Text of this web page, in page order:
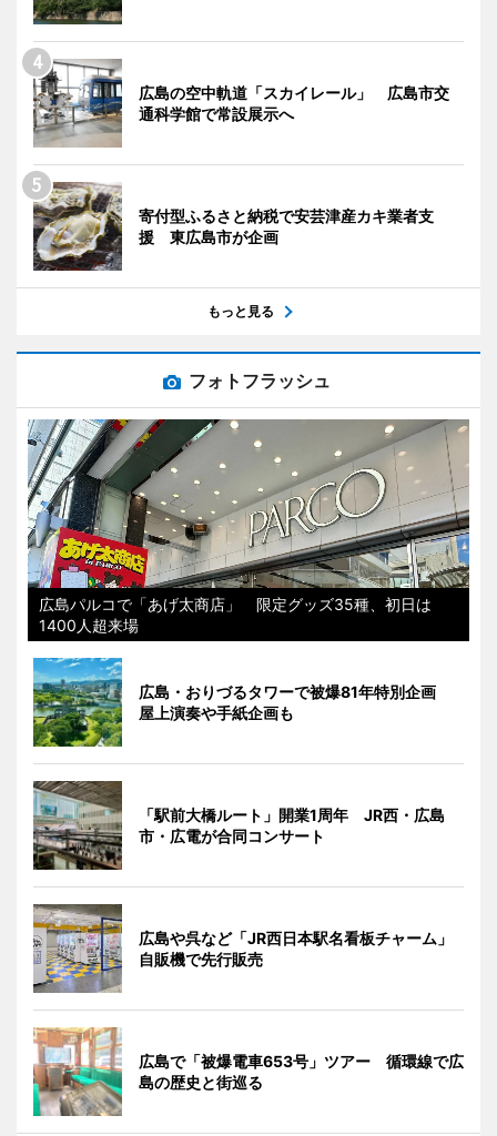
広島の空中軌道「スカイレール」 広島市交
通科学館で常設展示へ
寄付型ふるさと納税で安芸津産カキ業者支
援 東広島市が企画
もっと見る
フォトフラッシュ
広島パルコで「あげ太商店」 限定グッズ35種、初日は
1400人超来場
広島・おりづるタワーで被爆81年特別企画
屋上演奏や手紙企画も
「駅前大橋ルート」開業1周年 JR西・広島
市・広電が合同コンサート
広島や呉など「JR西日本駅名看板チャーム」
自販機で先行販売
広島で「被爆電車653号」ツアー 循環線で広
島の歴史と街巡る